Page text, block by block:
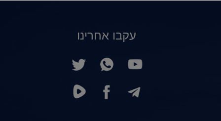
עקבו אחרינו